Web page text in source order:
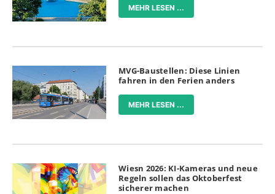
MEHR LESEN ...
MVG-Baustellen: Diese Linien
fahren in den Ferien anders
MEHR LESEN ...
Wiesn 2026: KI-Kameras und neue
Regeln sollen das Oktoberfest
sicherer machen